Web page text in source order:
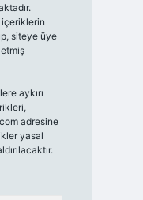
içeriklerin
siteye üye
aykırı
adresine
yasal